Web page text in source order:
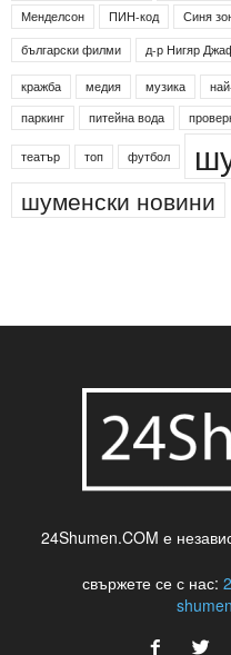
Менделсон
ПИН-код Синя
български филми
д-р Нигяр
кражба медия музика
паркинг питейна вода
театър топ футбол
шуменски новини
24Shumen.COM е
свържете се с нас: